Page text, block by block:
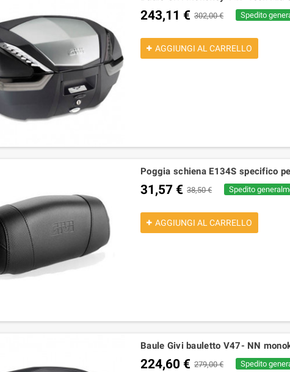
243,11 € 302,00 € Spedito
AGGIUNGI AL CARRELLO
Poggia schiena E134S specifico
31,57 € 38,50 € Spedito
AGGIUNGI AL CARRELLO
Baule Givi bauletto V47- NN
224,60 € 279,00 € Spedito